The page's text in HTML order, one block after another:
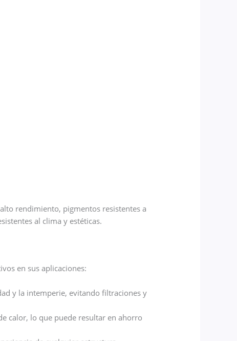
rendimiento, pigmentos resistentes a
al clima y estéticas.
en sus aplicaciones:
y la intemperie, evitando filtraciones y
calor, lo que puede resultar en ahorro